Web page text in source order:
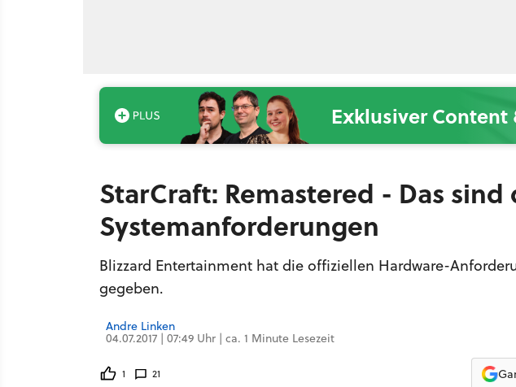
Exklusiver
StarCraft: Remastered - Das sind
Systemanforderungen
Blizzard Entertainment hat die offiziellen Hardware-
gegeben.
Andre Linken
04.07.2017 | 07:49 Uhr | ca. 1 Minute Lesezeit
1 21